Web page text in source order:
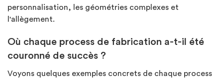
personnalisation, les géométries complexes et
l'allègement.
Où chaque process de fabrication a-t-il été
couronné de succès ?
Voyons quelques exemples concrets de chaque process